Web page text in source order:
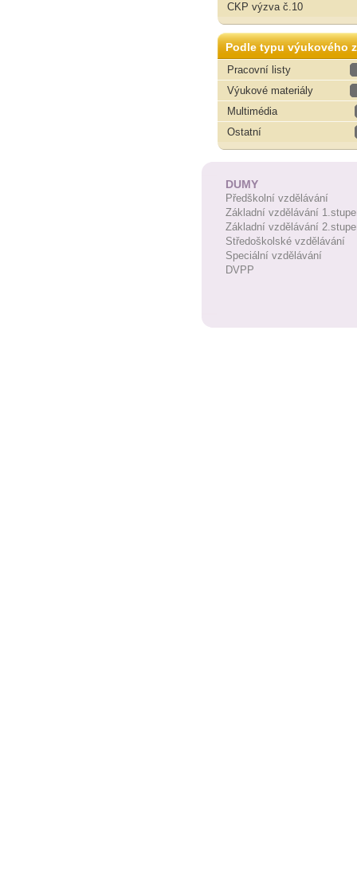
CKP výzva č.10
Podle typu výukového
Pracovní listy
Výukové materiály
Multimédia
Ostatní
DUMY
Předškolní vzdělávání
Základní vzdělávání
Základní vzdělávání
Středoškolské vzdělávání
Speciální vzdělávání
DVPP